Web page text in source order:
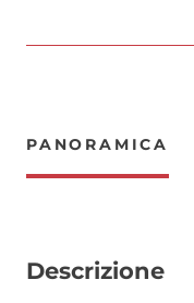
PANORAMICA
Descrizione